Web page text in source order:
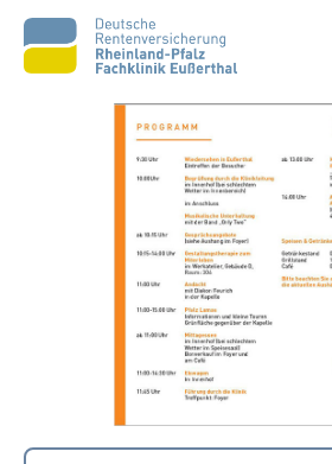
Ihre Rehabilitation